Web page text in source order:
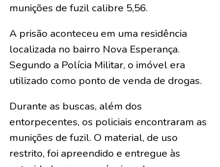
munições de fuzil calibre 5,56.
A prisão aconteceu em uma residência
localizada no bairro Nova Esperança.
Segundo a Polícia Militar, o imóvel era
utilizado como ponto de venda de drogas.
Durante as buscas, além dos
entorpecentes, os policiais encontraram as
munições de fuzil. O material, de uso
restrito, foi apreendido e entregue às